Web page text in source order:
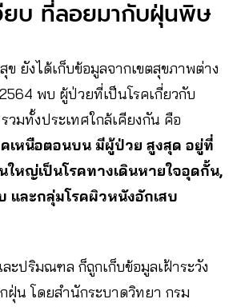
ยบ ที่ลอยมากับฝุ่นพิษ
ข ยังได้เก็บข้อมูลจากเขตสุขภาพต่าง
พบ ผู้ป่วยที่เป็นโรคเกี่ยวกับ
มทั้งประเทศใกล้เคียงกัน คือ
เหนือตอนบน มีผู้ป่วย สูงสุด อยู่ที่
ใหญ่เป็นโรคทางเดินหายใจอุดกั้น,
และกลุ่มโรคผิวหนังอักเสบ
ะปริมณฑล ก็ถูกเก็บข้อมูลเฝ้าระวัง
ฝุ่น โดยสำนักระบาดวิทยา กรม